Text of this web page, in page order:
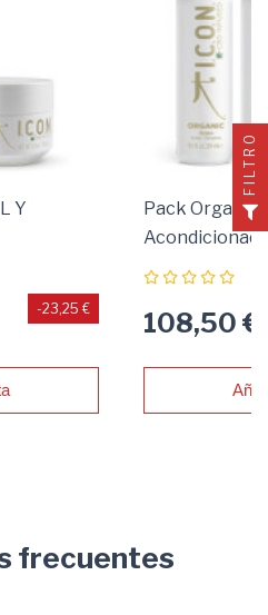
Y
-23,25 €
Pack Organic
108,50 €
frecuentes
FILTRO